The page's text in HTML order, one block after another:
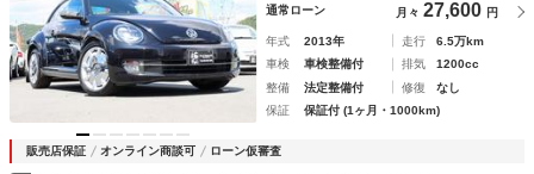
通常ローン 月々 27,600 円
年式 2013年 走行
6.5万km
車検
車検整備付 排気
1200cc
整備
法定整備付 修復
なし
保証
保証付 (1ヶ月・1000km)
販売店保証 オンライン商談可 ローン仮審査